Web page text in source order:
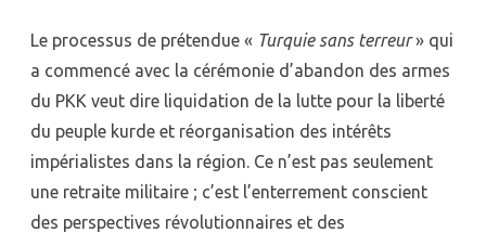
Le processus de prétendue « Turquie sans terreur» qui
a commencé avec la cérémonie d’abandon des armes
du PKK veut dire liquidation de la lutte pour la liberté
du peuple kurde et réorganisation des intérêts
impérialistes dans la région. Ce n’est pas seulement
une retraite militaire ; c’est l’enterrement conscient
des perspectives révolutionnaires et des